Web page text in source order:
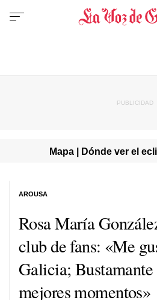
Mapa | Dónde ver el
Rosa María
club de fans: «Me
Galicia;
mejores momentos»
AROUSA